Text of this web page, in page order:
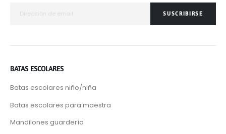
SUSCRIBIRSE
BATAS ESCOLARES
Batas escolares niño/niña
Batas escolares para maestra
Mandilones guardería